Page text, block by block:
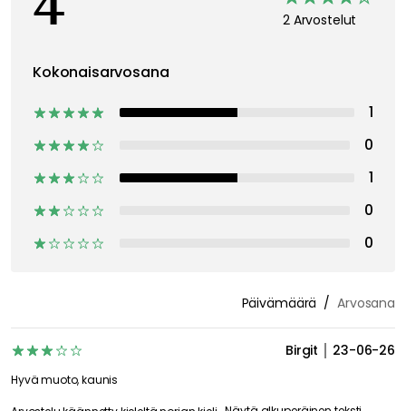
2 Arvostelut
Kokonaisarvosana
1
0
1
0
0
Päivämäärä Arvosana
Birgit 23-06-26
Hyvä muoto, kaunis